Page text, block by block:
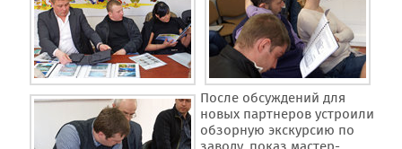
После обсуждений для
новых партнеров устроили
обзорную экскурсию по